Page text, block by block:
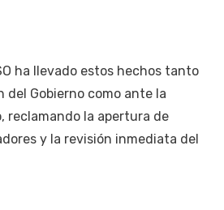
ha llevado estos hechos tanto
del Gobierno como ante la
reclamando la apertura de
y la revisión inmediata del